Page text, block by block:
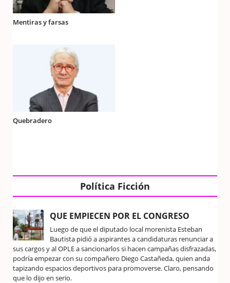
Mentiras y farsas
Quebradero
Política Ficción
QUE EMPIECEN POR EL CONGRESO
Luego de que el diputado local morenista Esteban
Bautista pidió a aspirantes a candidaturas renunciar a
sus cargos y al OPLE a sancionarlos si hacen campañas disfrazadas,
podría empezar con su compañero Diego Castañeda, quien anda
tapizando espacios deportivos para promoverse. Claro, pensando
que lo dijo en serio.